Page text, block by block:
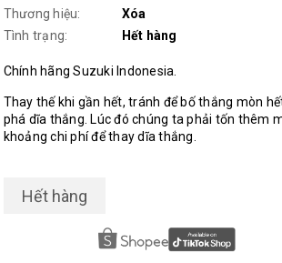
Thương hiệu:
Xóa
Tình trạng:
Hết hàng
Chính hãng Suzuki Indonesia.
Thay thế khi gần hết, tránh để bố thắng mòn
phá dĩa thắng. Lúc đó chúng ta phải tốn thêm
khoảng chi phí để thay dĩa thắng.
Hết hàng